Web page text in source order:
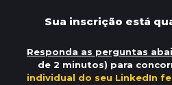
Sua inscrição está
Responda as perguntas
de 2 minutos) para
individual do seu LinkedIn